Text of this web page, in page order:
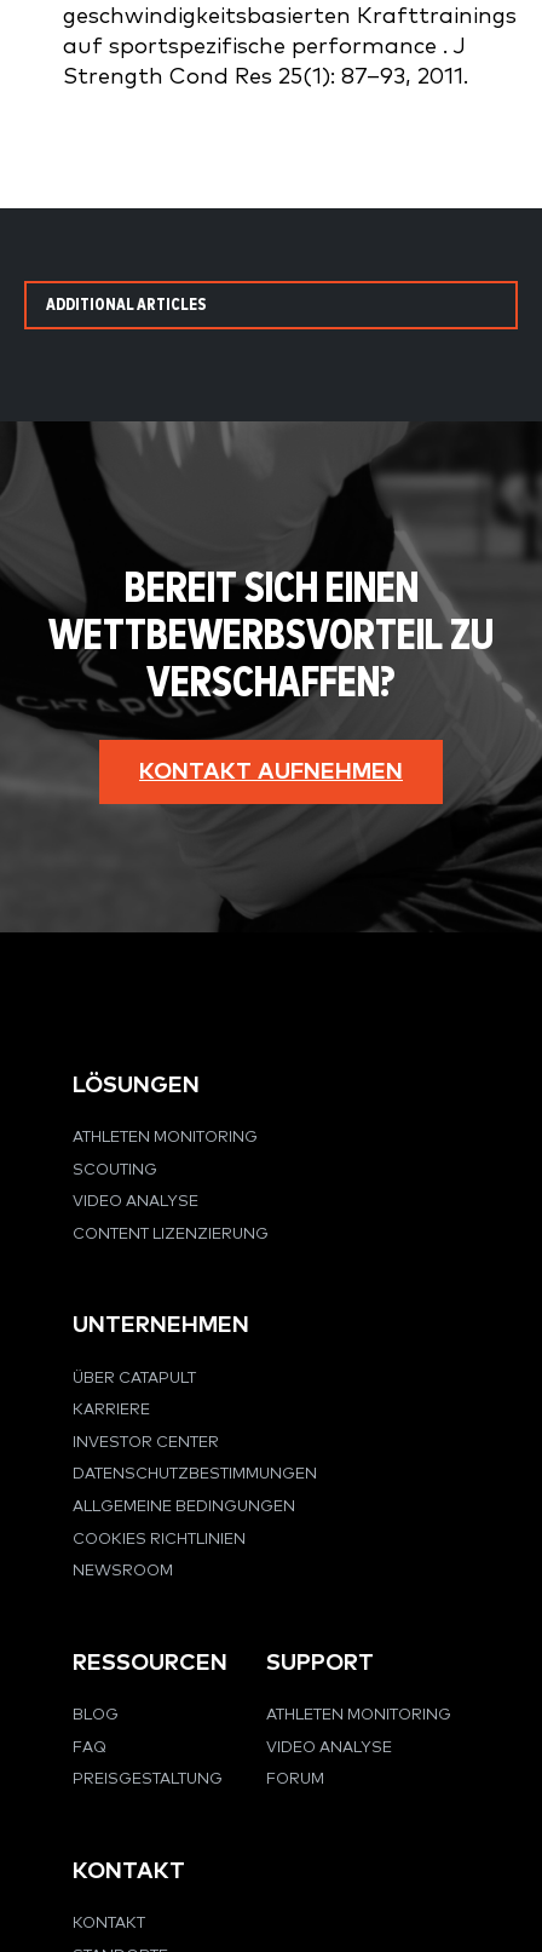
geschwindigkeitsbasierten Krafttrainings
auf sportspezifische performance . J
Strength Cond Res 25(1): 87–93, 2011.
ADDITIONAL ARTICLES
BEREIT SICH EINEN
WETTBEWERBSVORTEIL ZU
VERSCHAFFEN?
KONTAKT AUFNEHMEN
LÖSUNGEN
ATHLETEN MONITORING
SCOUTING
VIDEO ANALYSE
CONTENT LIZENZIERUNG
UNTERNEHMEN
ÜBER CATAPULT
KARRIERE
INVESTOR CENTER
DATENSCHUTZBESTIMMUNGEN
ALLGEMEINE BEDINGUNGEN
COOKIES RICHTLINIEN
NEWSROOM
RESSOURCEN
BLOG
FAQ
PREISGESTALTUNG
SUPPORT
ATHLETEN MONITORING
VIDEO ANALYSE
FORUM
KONTAKT
KONTAKT